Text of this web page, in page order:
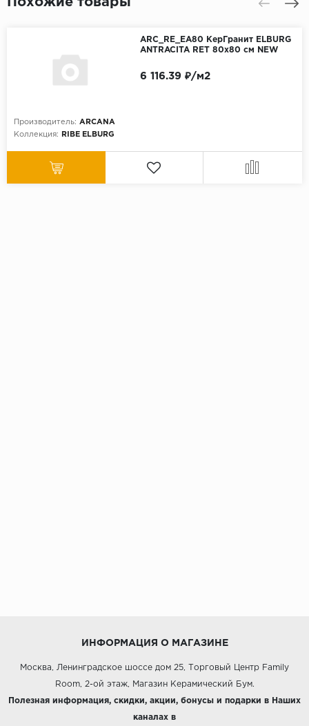
ARC_RE_EA80 КерГранит ELBURG
ANTRACITA RET 80x80 см NEW
Производитель: ARCANA
Коллекция:
RIBE ELBURG
6 116.39 ₽/м2
ИНФОРМАЦИЯ О МАГАЗИНЕ
Москва, Ленинградское шоссе дом 25, Торговый Центр Family
Room, 2-ой этаж, Магазин Керамический Бум.
Полезная информация, скидки, акции, бонусы и подарки в Наших
каналах в